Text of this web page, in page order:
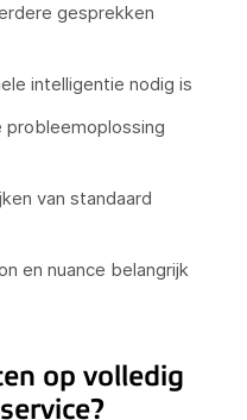
gesprekken
intelligentie nodig is
probleemoplossing
van standaard
en nuance belangrijk
op volledig